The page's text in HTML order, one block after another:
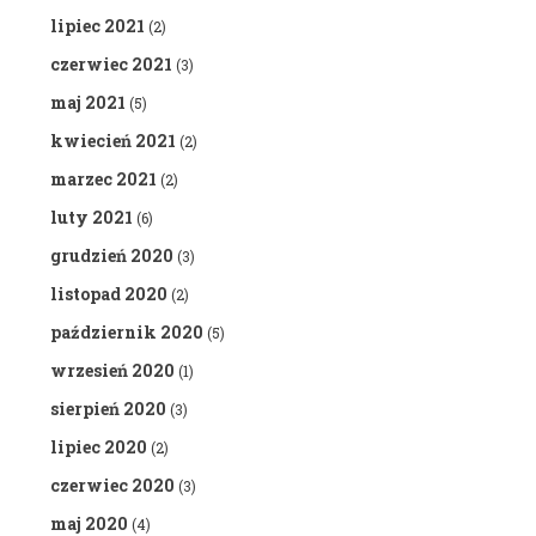
lipiec 2021 (2)
czerwiec 2021 (3)
maj 2021 (5)
kwiecień 2021 (2)
marzec 2021 (2)
luty 2021 (6)
grudzień 2020 (3)
listopad 2020 (2)
październik 2020 (5)
wrzesień 2020 (1)
sierpień 2020 (3)
lipiec 2020 (2)
czerwiec 2020 (3)
maj 2020 (4)